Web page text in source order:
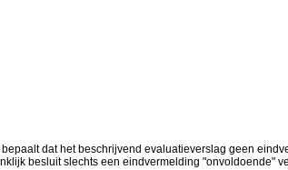
dat het beschrijvend evaluatieverslag geen
besluit slechts een eindvermelding "onvoldoende"